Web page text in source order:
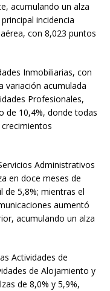
acumulando un alza
incidencia
con 8,023 puntos
Inmobiliarias, con
variación acumulada
Profesionales,
de 10,4%, donde todas
Administrativos
en doce meses de
de 5,8%; mientras el
aumentó
acumulando un alza
Actividades de
de Alojamiento y
de 8,0% y 5,9%,